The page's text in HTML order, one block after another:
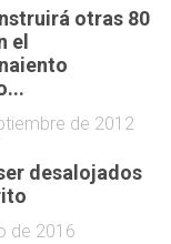
otras 80
el
de 2012
desalojados
de 2016